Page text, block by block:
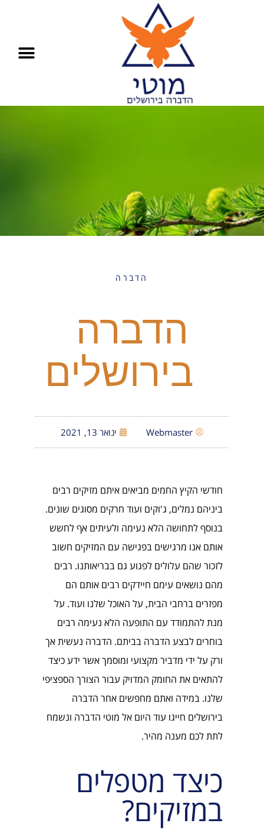
הדברה
הדברה
בירושלים
Webmaster ינואר 13, 2021
חודשי הקיץ החמים מביאים איתם מזיקים רבים
ביניהם נמלים, ג'וקים ועוד חרקים מסוגים שונים.
בנוסף לתחושה הלא נעימה ולעיתים אף לחשש
אותם אנו מרגישים בפגישה עם המזיקים חשוב
לזכור שהם עלולים לפגוע גם בבריאותנו. רבים
מהם נושאים עימם חיידקים רבים אותם הם
מפזרים ברחבי הבית, על האוכל שלנו ועוד. על
מנת להתמודד עם התופעה הלא נעימה רבים
בוחרים לבצע הדברה בביתם. הדברה נעשית אך
ורק על ידי מדביר מקצועי ומוסמך אשר ידע כיצד
להתאים את החומק המדויק עבור הצורך הספציפי
שלנו. במידה ואתם מחפשים אחר הדברה
בירושלים חייגו עוד היום אל מוטי הדברה ונשמח
לתת לכם מענה מהיר.
כיצד מטפלים
במזיקים?